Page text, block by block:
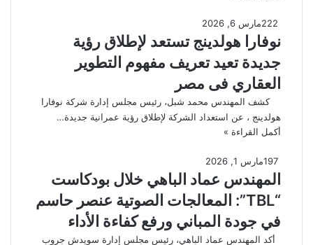
مارس 6, 2026
نوفارا هولدينج تستعد لإطلاق رؤية
جديدة تعيد تعريف مفهوم التطوير
العقاري فى مصر
كشف المهندس محمد شبل، رئيس مجلس إدارة شركة نوفارا
هولدينج ، عن استعداد الشركة لإطلاق رؤية عمرانية جديدة…
أكمل القراءة »
مارس 1, 2026
المهندس عماد الباهي خلال بودكاست
“TBL”: المعالجات الصوتية عنصر حاسم
في جودة المباني ورفع كفاءة الأداء
أكد المهندس عماد الباهي، رئيس مجلس إدارة سويدش جروب